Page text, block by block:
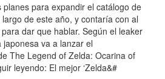
para expandir el catálogo de
de este año, y contaría con al
dar que hablar. Según el leaker
va a lanzar el
The Legend of Zelda: Ocarina of
leyendo: El mejor ‘Zelda&#